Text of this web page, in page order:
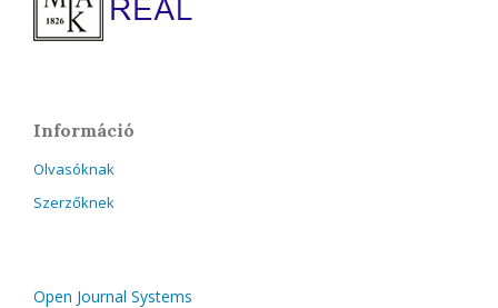
Információ
Olvasóknak
Szerzőknek
Open Journal Systems